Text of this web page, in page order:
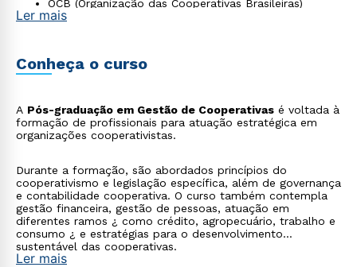
OCB (Organização das Cooperativas Brasileiras)
Consultorias cooperativas
Ler mais
Conheça o curso
A Pós-graduação em Gestão de Cooperativas é voltada à
formação de profissionais para atuação estratégica em
organizações cooperativistas.
Durante a formação, são abordados princípios do
cooperativismo e legislação específica, além de governança
e contabilidade cooperativa. O curso também contempla
gestão financeira, gestão de pessoas, atuação em
diferentes ramos ¿ como crédito, agropecuário, trabalho e
consumo ¿ e estratégias para o desenvolvimento
sustentável das cooperativas.
Ler mais